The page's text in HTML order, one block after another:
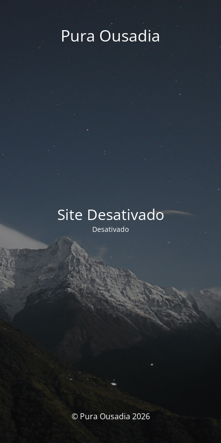
Pura Ousadia
Site Desativado
Desativado
© Pura Ousadia 2026